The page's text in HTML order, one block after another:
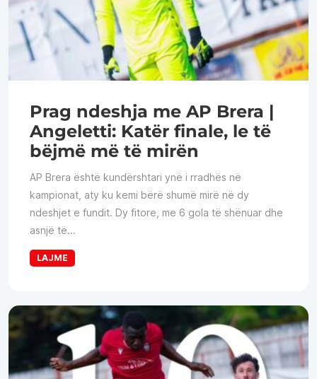
Prag ndeshja me AP Brera |
Angeletti: Katër finale, le të
bëjmë më të mirën
AP Brera është kundërshtari ynë i rradhës në
kampionat, aty ku kemi bërë shumë mirë në dy
ndeshjet e fundit. Dy fitore, me 6 gola të shënuar dhe
asnjë të...
LAJME